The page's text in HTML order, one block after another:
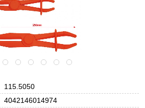
115.5050
4042146014974